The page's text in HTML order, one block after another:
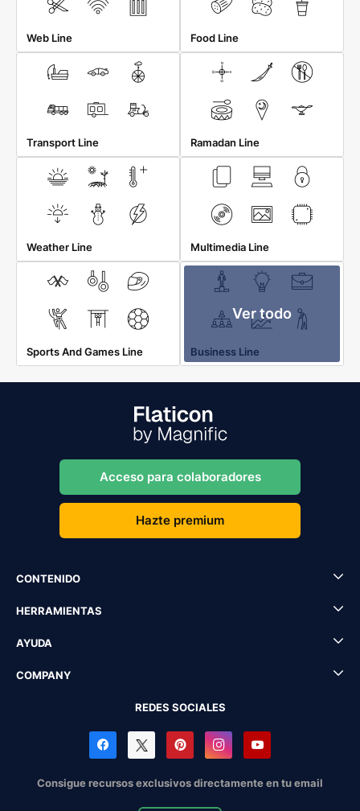
Web Line Food Line
Transport Line Ramadan Line
Weather Line Multimedia Line
Sports And Games Line
Ver todo
Business Line
Acceso para colaboradores
Hazte premium
CONTENIDO
HERRAMIENTAS
AYUDA
COMPANY
REDES SOCIALES
Consigue recursos exclusivos directamente en tu email